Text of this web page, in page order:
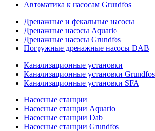
Автоматика к насосам Grundfos
Дренажные и фекальные насосы
Дренажные насосы Aquario
Дренажные насосы Grundfos
Погружные дренажные насосы DAB
Канализационные установки
Канализационные установки Grundfos
Канализационные установки SFA
Насосные станции
Насосные станции Aquario
Насосные станции Dab
Насосные станции Grundfos